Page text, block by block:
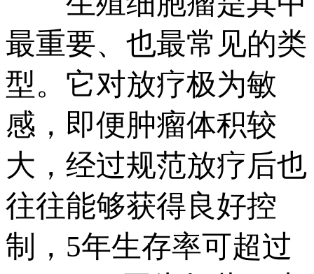
最重要、也最常见的类
型。它对放疗极为敏
感，即便肿瘤体积较
大，经过规范放疗后也
往往能够获得良好控
制，5年生存率可超过